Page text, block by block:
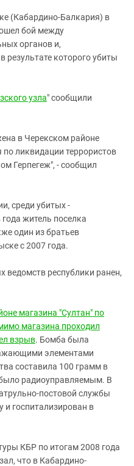
ЗА ПАЛЕСТИНУ
В ЧЕЧНЕ
АКТИВИСТОВ
И ПРОТЕСТЫ
(Кабардино-Балкария) в
бой между
органов и,
результате которого убиты
узла" сообщили
в Черекском районе
ликвидации террористов
Герпегеж", - сообщил
среди убитых -
житель поселка
один из братьев
с 2007 года.
ведомств республики ранен,
магазина "Султан" по
магазина проходил
взрыв. Бомба была
элементами
составила 100 грамм в
радиоуправляемым. В
постовой службы
и госпитализирован в
КБР по итогам 2008 года
что в Кабардино-